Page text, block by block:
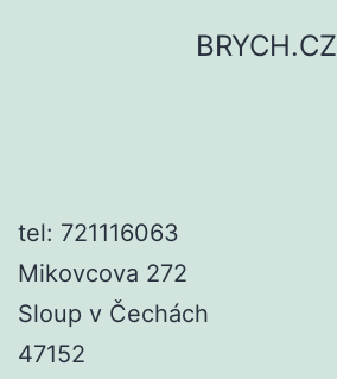
BRYCH.CZ
tel: 721116063
Mikovcova 272
Sloup v Čechách
47152